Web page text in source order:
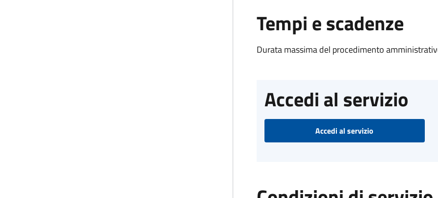
Tempi e scadenze
Durata massima del procedimento
Accedi al servizio
Accedi al servizio